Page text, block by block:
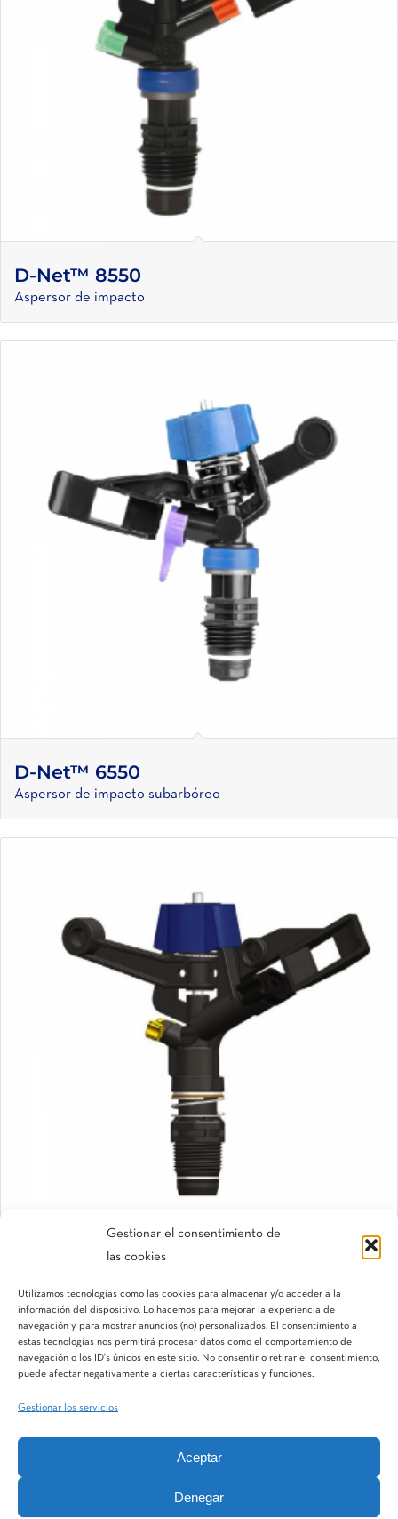
Gestionar el consentimiento de
las cookies
Utilizamos tecnologías como las cookies para almacenar y/o acceder a la
información del dispositivo. Lo hacemos para mejorar la experiencia de
navegación y para mostrar anuncios (no) personalizados. El consentimiento a
estas tecnologías nos permitirá procesar datos como el comportamiento de
navegación o los ID's únicos en este sitio. No consentir o retirar el consentimiento,
puede afectar negativamente a ciertas características y funciones.
Gestionar los servicios
Aceptar
Denegar
D-Net™ 8550
Aspersor de impacto
D-Net™ 6550
Aspersor de impacto subarbóreo
Aspersor de impacto